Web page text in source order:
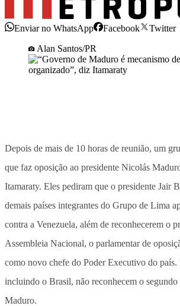
Enviar no WhatsApp Facebook
Twitter
Alan Santos/PR
Depois de mais de 10 horas de reunião, um
que faz oposição ao presidente Nicolás
Itamaraty. Eles pediram que o presidente Jair
demais países integrantes do Grupo de Lima
contra a Venezuela, além de reconhecerem o
Assembleia Nacional, o parlamentar de
como novo chefe do Poder Executivo do país.
incluindo o Brasil, não reconhecem o
Maduro.